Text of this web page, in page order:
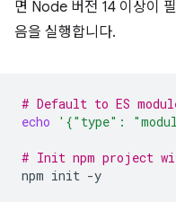
면 Node 버전 14 이상이
음을 실행합니다.
# Default to ES
echo
'{"type":
# Init npm project
npm init -y